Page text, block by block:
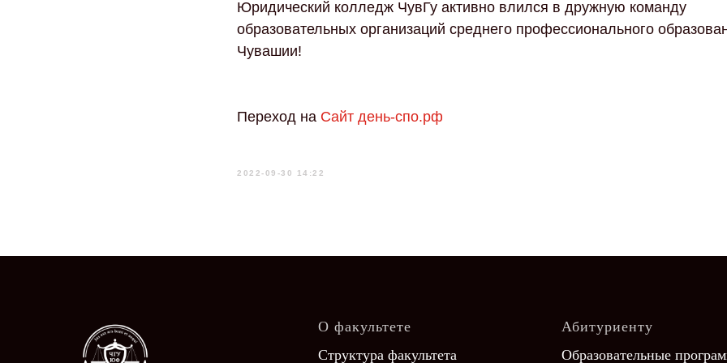
Юридический колледж ЧувГу активно влился в дружную команду
образовательных организаций среднего профессионального
Чувашии!
Переход на Сайт день-спо.рф
2022-09-30 14:22
О факультете
Структура факультета
Абитуриенту
Образовательные